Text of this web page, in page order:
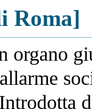
Roma]
organo